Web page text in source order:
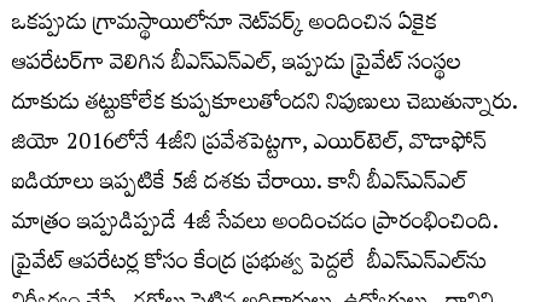
ఒకప్పుడు గ్రామస్థాయిలోనూ నెట్‌వర్క్‌ అందించిన ఏకైక
ఆపరేటర్‌గా వెలిగిన బీఎస్ఎన్ఎల్‌, ఇప్పుడు ప్రైవేట్‌ సంస్థల
దూకుడు తట్టుకోలేక కుప్పకూలుతోందని నిపుణులు చెబుతున్నారు.
జియో 2016లోనే 4జీని ప్రవేశపెట్టగా, ఎయిర్‌టెల్‌, వొడాఫోన్‌
ఐడియాలు ఇప్పటికే 5జీ దశకు చేరాయి. కానీ బీఎస్ఎన్ఎల్‌
మాత్రం ఇప్పుడిప్పుడే 4జీ సేవలు అందించడం ప్రారంభించింది.
ప్రైవేట్ ఆప‌రేట‌ర్ల కోసం కేంద్ర ప్ర‌భుత్వ పెద్ద‌లే బీఎస్ఎన్ఎల్‌ను